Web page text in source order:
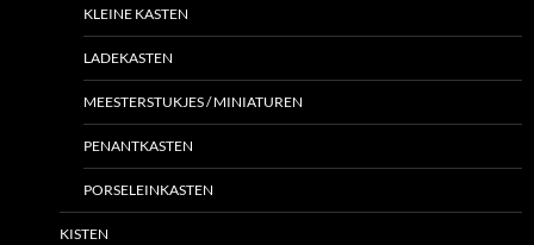
KLEINE KASTEN
LADEKASTEN
MEESTERSTUKJES / MINIATUREN
PENANTKASTEN
PORSELEINKASTEN
KISTEN